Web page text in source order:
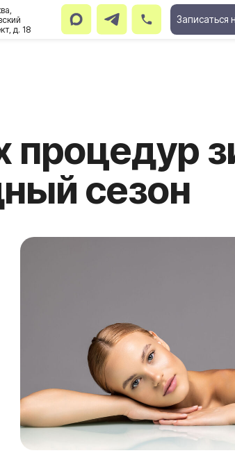
Записаться на процедуру
зимой:
сезон